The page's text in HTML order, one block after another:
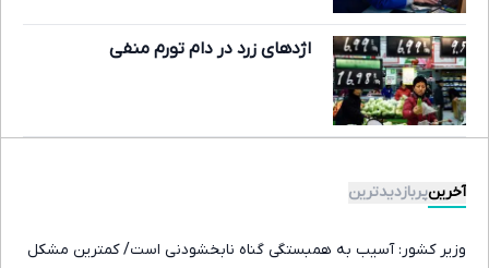
اژدهای زرد در دام تورم منفی
آخرینپربازدیدترین
وزیر کشور:‌ آسیب به همبستگی گناه نابخشودنی است/ کمترین مشکل